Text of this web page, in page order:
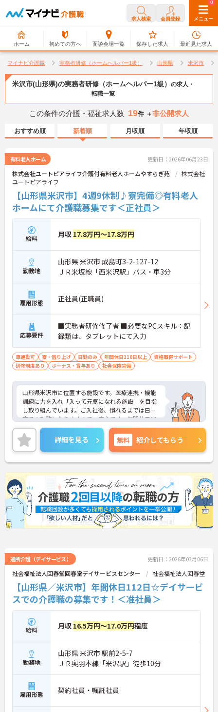
求人検索 会員登録 メニュー
ホーム 初めての方へ 面談会場一覧
0
保存した求人
0
最近見た求人
マイナビ介護職 実務者研修（ホームヘルパー1級） 山形県 米沢市
米沢市(山形県)の実務者研修（ホームヘルパー1級） の求人・
転職一覧
この条件の介護・福祉求人数 19件 ＋非公開求人
おすすめ順 新着順 月収順 年収順
有料老人ホーム 更新日：2026年06月23日
株式会社ユートピアライフ介護付有料老人ホームやすらぎ苑
株式会社
ユートピアライフ
【山形県米沢市】4週9休制♪寮完備◎有料老人
ホームにて介護職募集です＜正社員＞
給料 月収 17.8万円～17.8万円
勤務地
山形県 米沢市 成島町3-2-127-12
ＪＲ米坂線「西米沢駅」バス・車3分
雇用形態 正社員(正職員)
応募要件
■実務者研修修了者 ■必要なPCスキル：記
録類は、タブレットにて入力
車通勤可 寮・借り上げ 日勤のみ 年間休日110日以上
資格取得サポート
研修制度あり
ボーナス・賞与あり 社会保険完備
山形県米沢市に位置する施設です。医療連携・機能
訓練に力を入れ「入って元気になれる施設」を目指
し取り組んでいます。ご入社後、慣れるまでは日勤
帯での勤務となりますので、安心です。年間休日11
7日、残業も少なめですので、メリハリつけてご就
業いただけます。
ご興味ある方には、面接対策ポイントなど、さらに
詳細をお話しいたしますのでお気軽にご相談くださ
い！
詳細を見る 無料 紹介してもらう
通所介護（デイサービス） 更新日：2026年03月06日
社会福祉法人回春堂回春堂デイサービスセンター 社会福祉法人回春堂
【山形県／米沢市】年間休日112日☆デイサービ
スでの介護職の募集です！＜准社員＞
給料 月収 16.5万円～17.0万円程度
勤務地
山形県 米沢市 駅前2-5-7
ＪＲ奥羽本線「米沢駅」徒歩10分
雇用形態 契約社員・嘱託社員